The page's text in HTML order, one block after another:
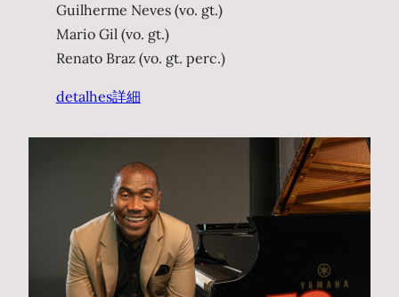
Guilherme Neves (vo. gt.)
Mario Gil (vo. gt.)
Renato Braz (vo. gt. perc.)
detalhes詳細